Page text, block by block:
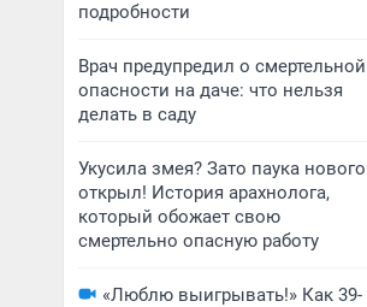
подробности
Врач предупредил о смертельной
опасности на даче: что нельзя
делать в саду
Укусила змея? Зато паука нового
открыл! История арахнолога,
который обожает свою
смертельно опасную работу
«Люблю выигрывать!» Как 39-